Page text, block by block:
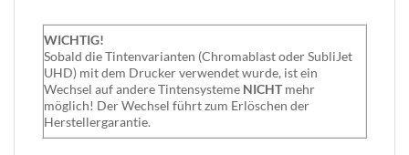
WICHTIG!
Sobald die Tintenvarianten (Chromablast oder SubliJet
UHD) mit dem Drucker verwendet wurde, ist ein
Wechsel auf andere Tintensysteme NICHTmehr
möglich! Der Wechsel führt zum Erlöschen der
Herstellergarantie.